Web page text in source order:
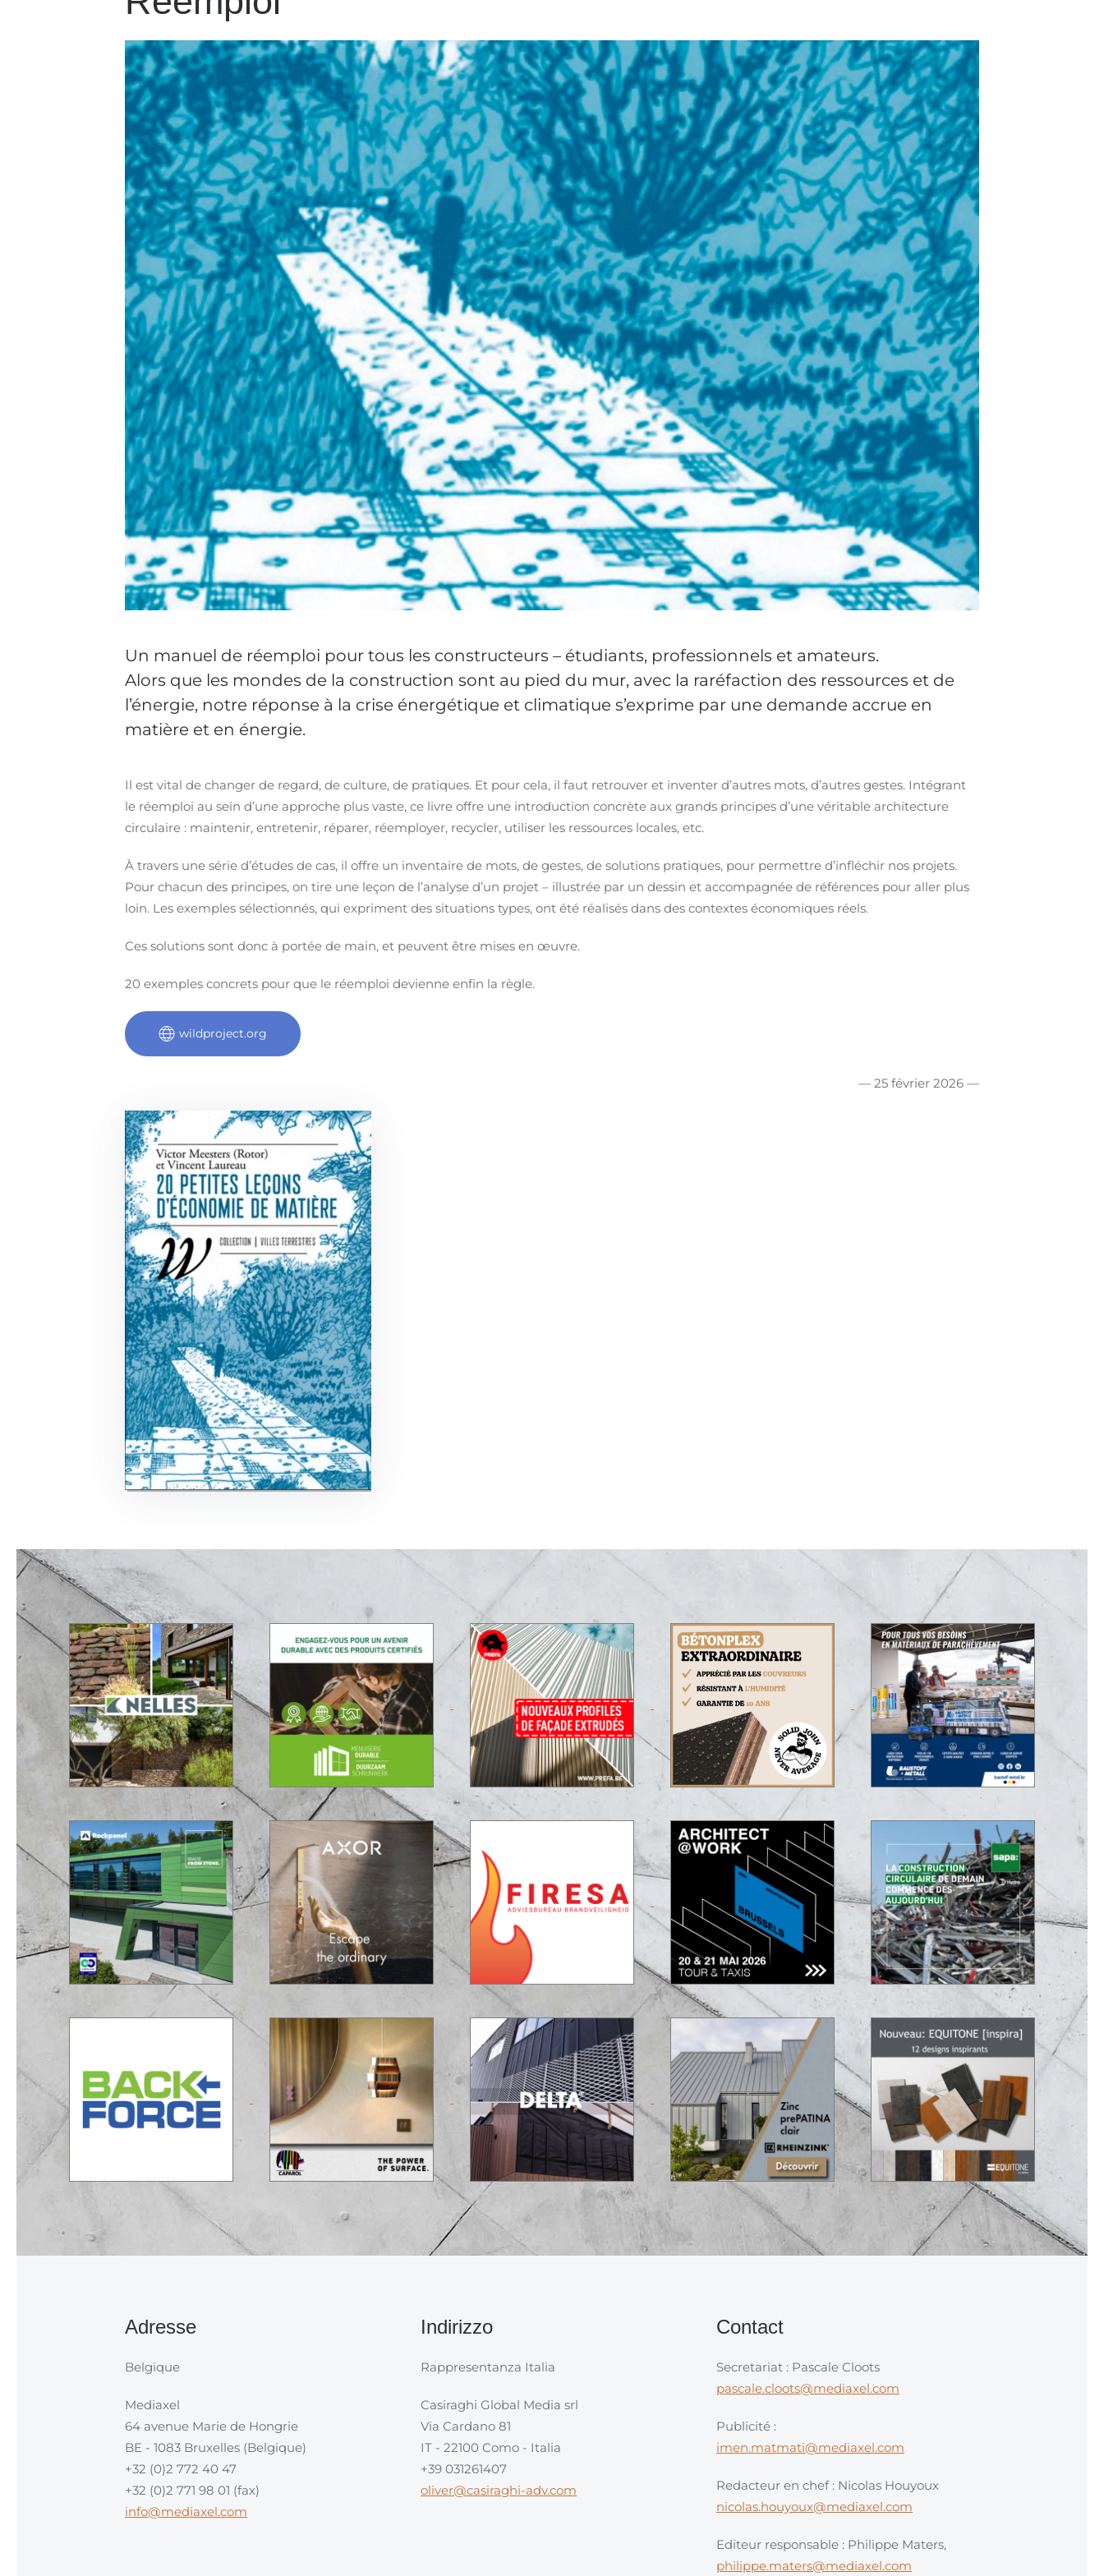
Un manuel de réemploi pour tous les constructeurs – étudiants, professionnels et amateurs.
Alors que les mondes de la construction sont au pied du mur, avec la raréfaction des ressources et de
l’énergie, notre réponse à la crise énergétique et climatique s’exprime par une demande accrue en
matière et en énergie.
Il est vital de changer de regard, de culture, de pratiques. Et pour cela, il faut retrouver et inventer d’autres mots, d’autres gestes. Intégrant
le réemploi au sein d’une approche plus vaste, ce livre offre une introduction concrète aux grands principes d’une véritable architecture
circulaire : maintenir, entretenir, réparer, réemployer, recycler, utiliser les ressources locales, etc.
À travers une série d’études de cas, il offre un inventaire de mots, de gestes, de solutions pratiques, pour permettre d’infléchir nos projets.
Pour chacun des principes, on tire une leçon de l’analyse d’un projet – illustrée par un dessin et accompagnée de références pour aller plus
loin. Les exemples sélectionnés, qui expriment des situations types, ont été réalisés dans des contextes économiques réels.
Ces solutions sont donc à portée de main, et peuvent être mises en œuvre.
20 exemples concrets pour que le réemploi devienne enfin la règle.
wildproject.org
— 25 février 2026 —
Adresse
Belgique
Mediaxel
64 avenue Marie de Hongrie
BE - 1083 Bruxelles (Belgique)
+32 (0)2 772 40 47
+32 (0)2 771 98 01 (fax)
info@mediaxel.com
Indirizzo
Rappresentanza Italia
Casiraghi Global Media srl
Via Cardano 81
IT - 22100 Como - Italia
+39 031261407
oliver@casiraghi-adv.com
Contact
Secretariat : Pascale Cloots
pascale.cloots@mediaxel.com
Publicité :
imen.matmati@mediaxel.com
Redacteur en chef : Nicolas Houyoux
nicolas.houyoux@mediaxel.com
Editeur responsable : Philippe Maters,
philippe.maters@mediaxel.com